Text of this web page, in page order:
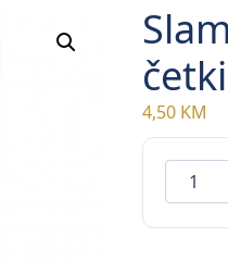
4,50 KM
Slamke
/inox/
sa